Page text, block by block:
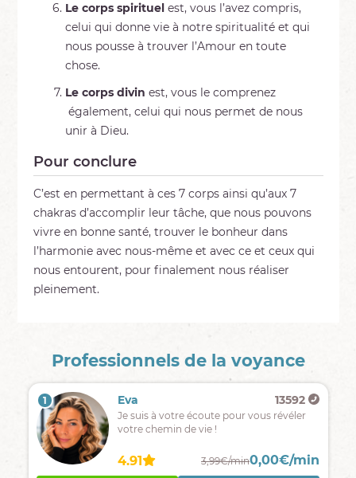
Le corps spirituelest, vous l’avez compris,
celui qui donne vie à notre spiritualité et qui
nous pousse à trouver l’Amour en toute
chose.
Le corps divin est, vous le comprenez
également, celui qui nous permet de nous
unir à Dieu.
Pour conclure
C’est en permettant à ces 7 corps ainsi qu’aux 7
chakras d’accomplir leur tâche, que nous pouvons
vivre en bonne santé, trouver le bonheur dans
l’harmonie avec nous-même et avec ce et ceux qui
nous entourent, pour finalement nous réaliser
pleinement.
Professionnels de la voyance
1 Eva 13592
Je suis à votre écoute pour vous révéler
votre chemin de vie !
4.91 3,99€/min0,00€/min